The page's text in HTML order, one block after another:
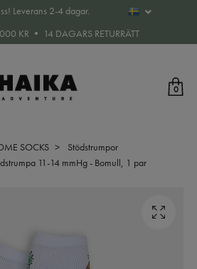
Leverans 2-4 dagar.
KR • 14 DAGARS RETURRÄTT
0
SOCKS
Stödstrumpor
11-14 mmHg - Bomull, 1 par